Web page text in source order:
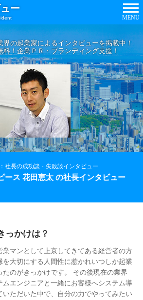
ー
MENU
界の起業家によるインタビューを掲載中！
料！企業ＰＲ・ブランディング支援！
社長の成功談・失敗談インタビュー
ース 花田恵太 の社長インタビュー
っかけは？
業マンとして上京してきてある経営者の方
を大切にする人間性に惹かれいつしか起業
たのがきっかけです。 その後現在の業界
ムエンジニアと一緒にお客様へシステム導
いただいた中で、自分の力でやってみたい